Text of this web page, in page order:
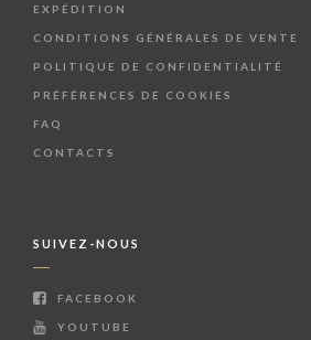
EXPÉDITION
CONDITIONS GÉNÉRALES DE VENTE
POLITIQUE DE CONFIDENTIALITÉ
PRÉFÉRENCES DE COOKIES
FAQ
CONTACTS
SUIVEZ-NOUS
FACEBOOK
YOUTUBE